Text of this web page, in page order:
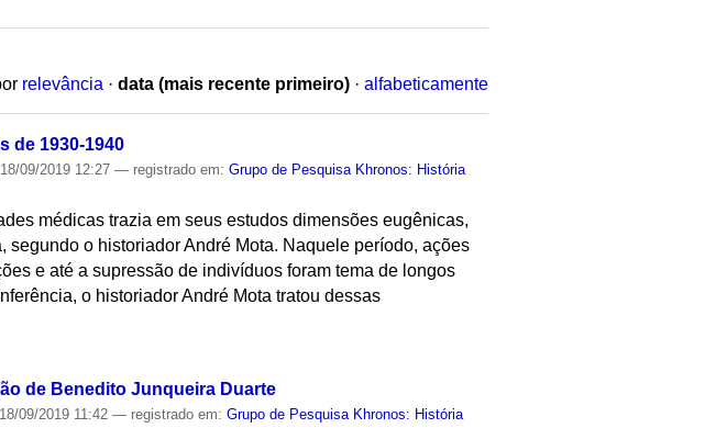
relevância · data (mais recente primeiro) · alfabeticamente
de 1930-1940
18/09/2019 12:27— registrado em:Grupo de Pesquisa Khronos: História
médicas trazia em seus estudos dimensões eugênicas,
segundo o historiador André Mota. Naquele período, ações
e até a supressão de indivíduos foram tema de longos
o historiador André Mota tratou dessas
de Benedito Junqueira Duarte
18/09/2019 11:42— registrado em:Grupo de Pesquisa Khronos: História